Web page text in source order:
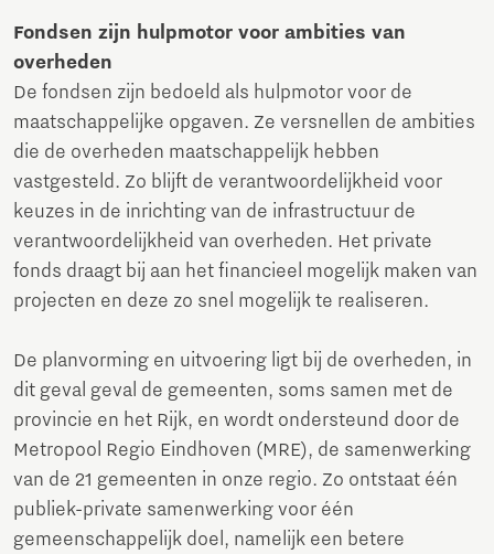
Fondsen zijn hulpmotor voor ambities van
overheden
De fondsen zijn bedoeld als hulpmotor voor de
maatschappelijke opgaven. Ze versnellen de ambities
die de overheden maatschappelijk hebben
vastgesteld. Zo blijft de verantwoordelijkheid voor
keuzes in de inrichting van de infrastructuur de
verantwoordelijkheid van overheden. Het private
fonds draagt bij aan het financieel mogelijk maken van
projecten en deze zo snel mogelijk te realiseren.
De planvorming en uitvoering ligt bij de overheden, in
dit geval geval de gemeenten, soms samen met de
provincie en het Rijk, en wordt ondersteund door de
Metropool Regio Eindhoven (MRE), de samenwerking
van de 21 gemeenten in onze regio. Zo ontstaat één
publiek-private samenwerking voor één
gemeenschappelijk doel, namelijk een betere